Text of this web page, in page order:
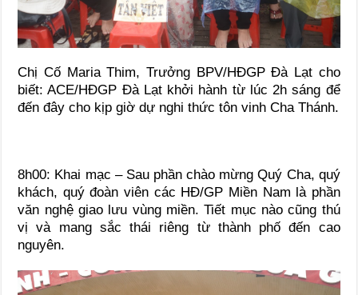
Chị Cố Maria Thim, Trưởng BPV/HĐGP Đà Lạt cho
biết: ACE/HĐGP Đà Lạt khởi hành từ lúc 2h sáng để
đến đây cho kịp giờ dự nghi thức tôn vinh Cha Thánh.
8h00: Khai mạc – Sau phần chào mừng Quý Cha, quý
khách, quý đoàn viên các HĐ/GP Miền Nam là phần
văn nghệ giao lưu vùng miền. Tiết mục nào cũng thú
vị và mang sắc thái riêng từ thành phố đến cao
nguyên.